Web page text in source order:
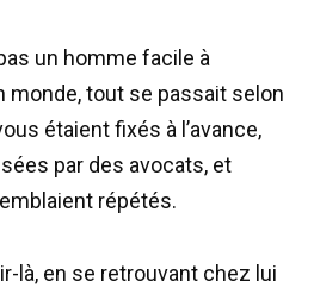
un homme facile à
monde, tout se passait selon
étaient fixés à l’avance,
par des avocats, et
répétés.
là, en se retrouvant chez lui